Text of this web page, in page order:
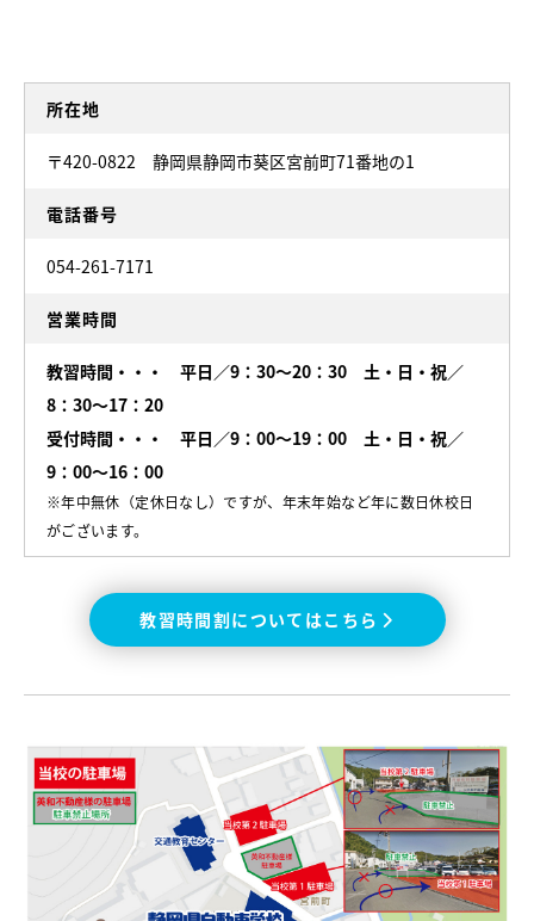
所在地
〒420-0822 静岡県静岡市葵区宮前町71番地の1
電話番号
054-261-7171
営業時間
教習時間・・・ 平日／9：30～20：30 土・日・祝／
8：30～17：20
受付時間・・・ 平日／9：00～19：00 土・日・祝／
9：00～16：00
※年中無休（定休日なし）ですが、年末年始など年に数日休校日
がございます。
教習時間割についてはこちら